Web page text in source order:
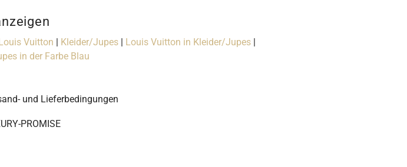
Vuitton | Kleider/Jupes| Louis Vuitton in Kleider/Jupes|
in der Farbe Blau
und Lieferbedingungen
PROMISE